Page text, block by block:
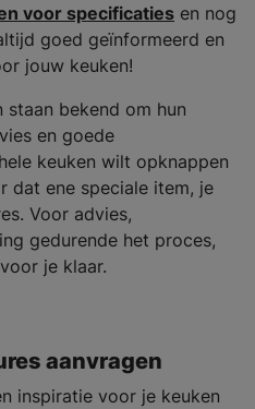
voor specificaties en nog
goed geïnformeerd en
jouw keuken!
staan bekend om hun
en goede
keuken wilt opknappen
dat ene speciale item, je
Voor advies,
gedurende het proces,
je klaar.
aanvragen
inspiratie voor je keuken